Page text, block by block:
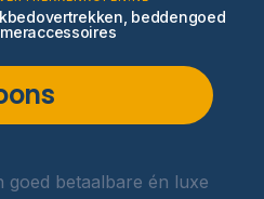
beddengoed
goed betaalbare én luxe